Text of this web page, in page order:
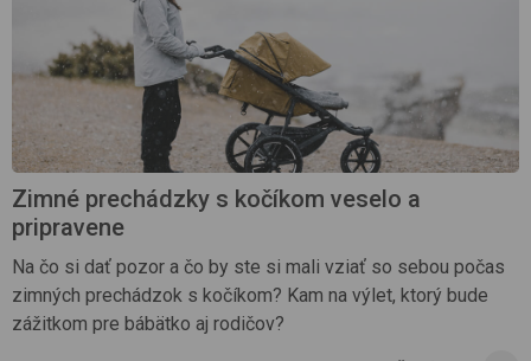
Zimné prechádzky s kočíkom veselo a
pripravene
Na čo si dať pozor a čo by ste si mali vziať so sebou počas
zimných prechádzok s kočíkom? Kam na výlet, ktorý bude
zážitkom pre bábätko aj rodičov?